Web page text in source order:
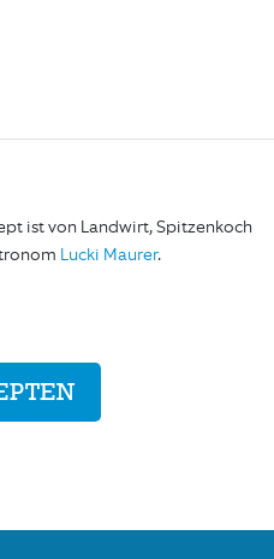
ist von Landwirt, Spitzenkoch
Lucki Maurer.